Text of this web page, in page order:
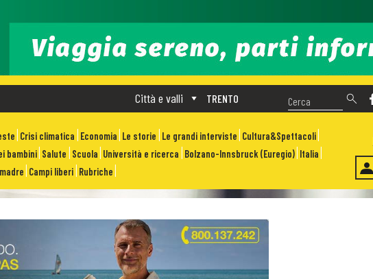
TRENTO
Città e valli
Crisi climatica Economia Le storie Le grandi interviste Cultura&Spettacoli
bambini Salute Scuola Università e ricerca Bolzano-Innsbruck (Euregio) Italia
Campi liberi Rubriche